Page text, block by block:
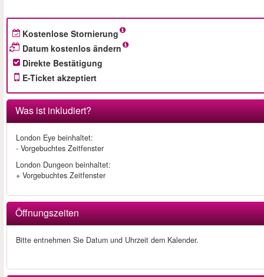
Kostenlose Stornierung
Datum kostenlos ändern
Direkte Bestätigung
E-Ticket akzeptiert
Was ist inkludiert?
London Eye beinhaltet:
- Vorgebuchtes Zeitfenster
London Dungeon beinhaltet:
+ Vorgebuchtes Zeitfenster
Öffnungszeiten
Bitte entnehmen Sie Datum und Uhrzeit dem Kalender.